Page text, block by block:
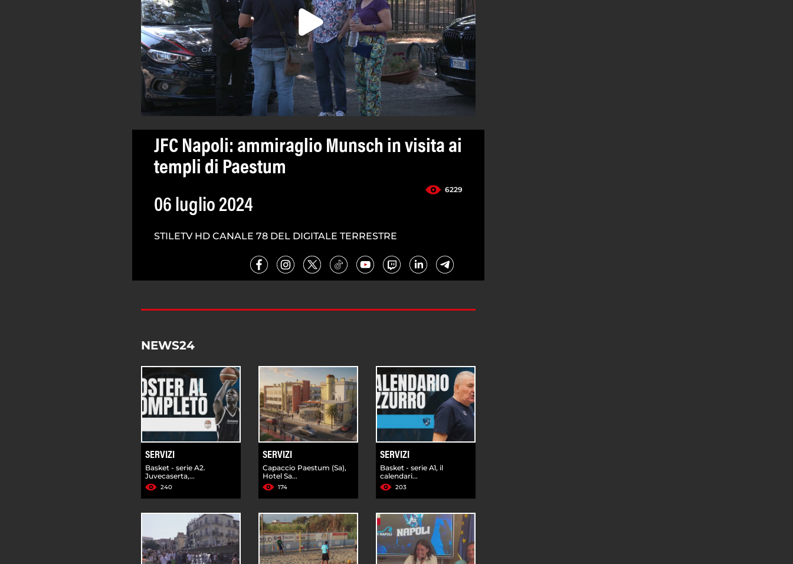
JFC Napoli: ammiraglio Munsch in visita ai
templi di Paestum
6229
06 luglio 2024
STILETV HD CANALE 78 DEL DIGITALE TERRESTRE
NEWS24
SERVIZI
Basket - serie A2.
Juvecaserta,...
240
SERVIZI
Capaccio Paestum (Sa),
Hotel Sa...
174
SERVIZI
Basket - serie A1, il
calendari...
203